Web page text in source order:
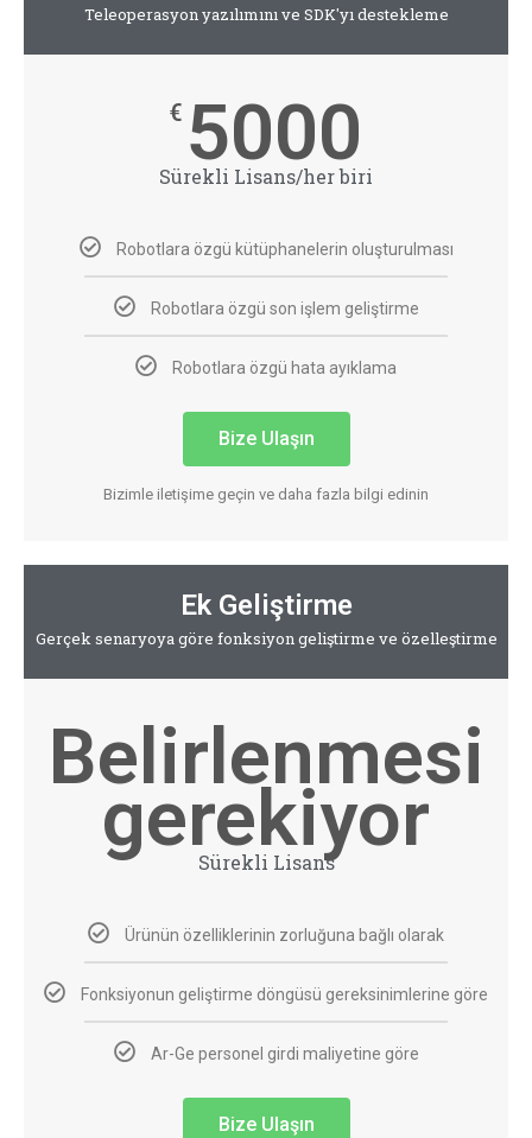
Teleoperasyon yazılımını ve SDK'yı destekleme
€ 5000
Sürekli Lisans/her biri
Robotlara özgü kütüphanelerin oluşturulması
Robotlara özgü son işlem geliştirme
Robotlara özgü hata ayıklama
Bize Ulaşın
Bizimle iletişime geçin ve daha fazla bilgi edinin
Ek Geliştirme
Gerçek senaryoya göre fonksiyon geliştirme ve özelleştirme
Belirlenmesi
gerekiyor
Sürekli Lisans
Ürünün özelliklerinin zorluğuna bağlı olarak
Fonksiyonun geliştirme döngüsü gereksinimlerine göre
Ar-Ge personel girdi maliyetine göre
Bize Ulaşın